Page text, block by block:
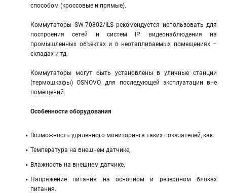
способом (кроссовые и прямые).
Коммутаторы SW-70802/ILS рекомендуется использовать для
построения сетей и систем IP видеонаблюдения на
промышленных объектах и в неотапливаемых помещениях –
складах и тд.
Коммутаторы могут быть установлены в уличные станции
(термошкафы) OSNOVO, для последующей эксплуатации вне
помещений.
Особенности оборудования
Возможность удаленного мониторинга таких показателей, как:
Температура на внешнем датчике,
Влажность на внешнем датчике,
Напряжение питания на основном и резервном блоках
питания.